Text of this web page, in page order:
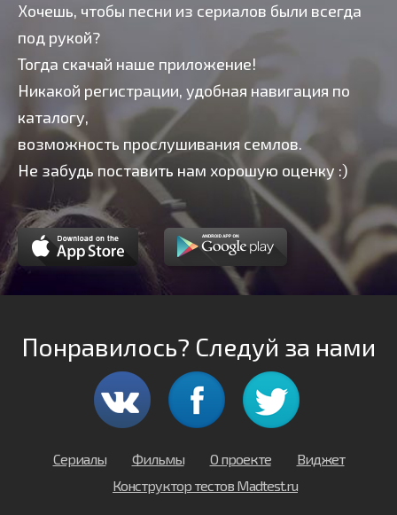
Хочешь, чтобы песни из сериалов были всегда
под рукой?
Тогда скачай наше приложение!
Никакой регистрации, удобная навигация по
каталогу,
возможность прослушивания семлов.
Не забудь поставить нам хорошую оценку :)
Понравилось? Следуй за нами
Сериалы Фильмы О проекте
Виджет
Конструктор тестов Madtest.ru